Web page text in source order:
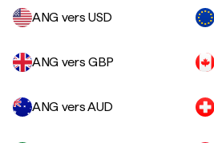
ANG vers USD
ANG vers GBP
ANG vers AUD